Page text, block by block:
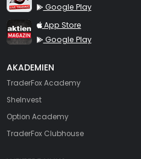
Google Play
TraderFox aktien Magazin
App Store
Google Play
AKADEMIEN
TraderFox Academy
SheInvest
Option Academy
TraderFox Clubhouse